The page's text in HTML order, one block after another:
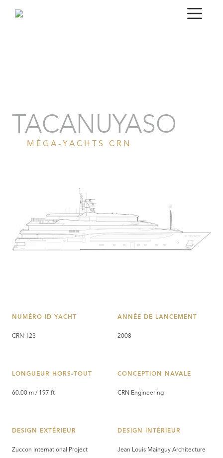
TACANUYASO
MÉGA-YACHTS CRN
NUMÉRO ID YACHT
CRN 123
ANNÉE DE LANCEMENT
2008
LONGUEUR HORS-TOUT
60.00 m / 197 ft
CONCEPTION NAVALE
CRN Engineering
DESIGN EXTÉRIEUR
Zuccon International Project
DESIGN INTÉRIEUR
Jean Louis Mainguy Architecture